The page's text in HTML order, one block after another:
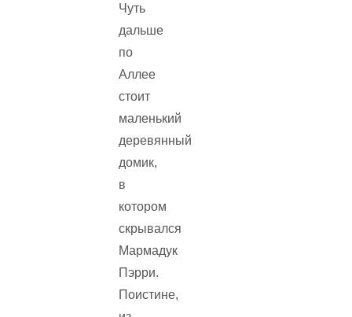
Чуть
дальше
по
Аллее
стоит
маленький
деревянный
домик,
в
котором
скрывался
Мармадук
Пэрри.
Поистине,